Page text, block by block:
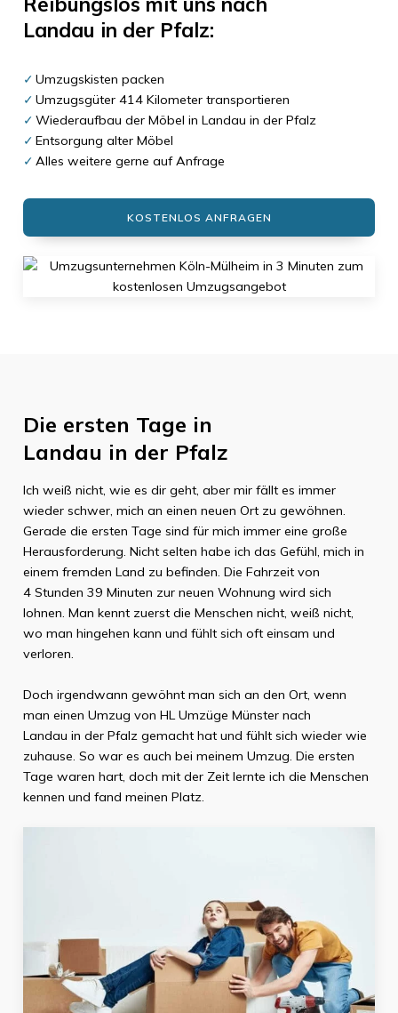
Landau in der Pfalz:
Umzugskisten packen
Umzugsgüter 414 Kilometer transportieren
Wiederaufbau der Möbel in Landau in der Pfalz
Entsorgung alter Möbel
Alles weitere gerne auf Anfrage
KOSTENLOS ANFRAGEN
Die ersten Tage in
Landau in der Pfalz
Ich weiß nicht, wie es dir geht, aber mir fällt es immer
wieder schwer, mich an einen neuen Ort zu gewöhnen.
Gerade die ersten Tage sind für mich immer eine große
Herausforderung. Nicht selten habe ich das Gefühl, mich in
einem fremden Land zu befinden. Die Fahrzeit von
4 Stunden 39 Minuten zur neuen Wohnung wird sich
lohnen. Man kennt zuerst die Menschen nicht, weiß nicht,
wo man hingehen kann und fühlt sich oft einsam und
verloren.
Doch irgendwann gewöhnt man sich an den Ort, wenn
man einen Umzug von HL Umzüge Münsternach
Landau in der Pfalzgemacht hat und fühlt sich wieder wie
zuhause. So war es auch bei meinem Umzug. Die ersten
Tage waren hart, doch mit der Zeit lernte ich die Menschen
kennen und fand meinen Platz.